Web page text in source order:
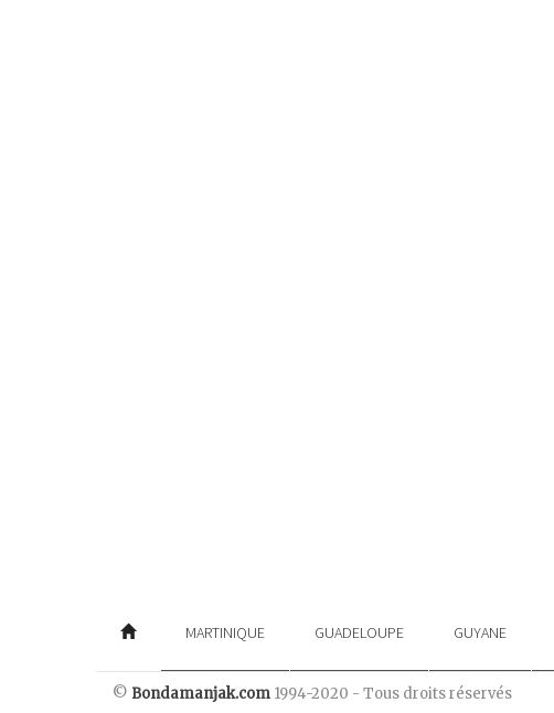
MARTINIQUE GUADELOUPE GUYANE
© Bondamanjak.com 1994-2020 - Tous droits réservés